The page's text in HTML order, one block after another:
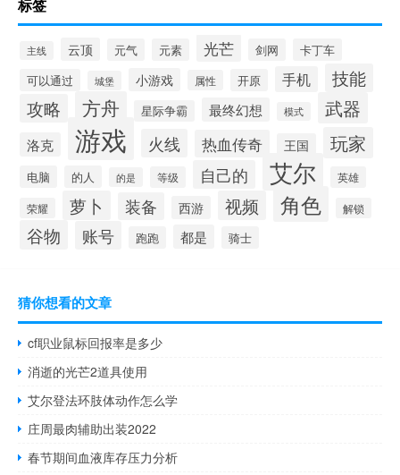
标签
主线 云顶 元气 元素 光芒 剑网
卡丁车
可以通过
城堡 小游戏 属性 开原 手机
技能
攻略
方舟 星际争霸 最终幻想 模式 武器
洛克 游戏 火线 热血传奇 王国 玩家
电脑 的人 的是 等级 自己的 艾尔 英雄
荣耀 萝卜 装备 西游 视频 角色 解锁
谷物 账号 跑跑 都是 骑士
猜你想看的文章
cf职业鼠标回报率是多少
消逝的光芒2道具使用
艾尔登法环肢体动作怎么学
庄周最肉辅助出装2022
春节期间血液库存压力分析